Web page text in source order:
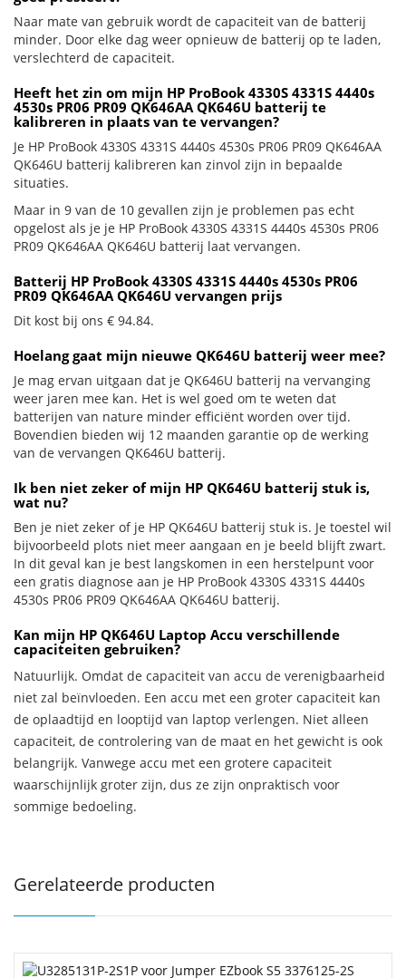
Naar mate van gebruik wordt de capaciteit van de batterij
minder. Door elke dag weer opnieuw de batterij op te laden,
verslechterd de capaciteit.
Heeft het zin om mijn HP ProBook 4330S 4331S 4440s
4530s PR06 PR09 QK646AA QK646U batterij te
kalibreren in plaats van te vervangen?
Je HP ProBook 4330S 4331S 4440s 4530s PR06 PR09 QK646AA
QK646U batterij kalibreren kan zinvol zijn in bepaalde
situaties.
Maar in 9 van de 10 gevallen zijn je problemen pas echt
opgelost als je je HP ProBook 4330S 4331S 4440s 4530s PR06
PR09 QK646AA QK646U batterij laat vervangen.
Batterij HP ProBook 4330S 4331S 4440s 4530s PR06
PR09 QK646AA QK646U vervangen prijs
Dit kost bij ons € 94.84.
Hoelang gaat mijn nieuwe QK646U batterij weer mee?
Je mag ervan uitgaan dat je QK646U batterij na vervanging
weer jaren mee kan. Het is wel goed om te weten dat
batterijen van nature minder efficiënt worden over tijd.
Bovendien bieden wij 12 maanden garantie op de werking
van de vervangen QK646U batterij.
Ik ben niet zeker of mijn HP QK646U batterij stuk is,
wat nu?
Ben je niet zeker of je HP QK646U batterij stuk is. Je toestel wil
bijvoorbeeld plots niet meer aangaan en je beeld blijft zwart.
In dit geval kan je best langskomen in een herstelpunt voor
een gratis diagnose aan je HP ProBook 4330S 4331S 4440s
4530s PR06 PR09 QK646AA QK646U batterij.
Kan mijn HP QK646U Laptop Accu verschillende
capaciteiten gebruiken?
Natuurlijk. Omdat de capaciteit van accu de verenigbaarheid
niet zal beïnvloeden. Een accu met een groter capaciteit kan
de oplaadtijd en looptijd van laptop verlengen. Niet alleen
capaciteit, de controlering van de maat en het gewicht is ook
belangrijk. Vanwege accu met een grotere capaciteit
waarschijnlijk groter zijn, dus ze zijn onpraktisch voor
sommige bedoeling.
Gerelateerde producten